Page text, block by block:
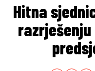
Hitna